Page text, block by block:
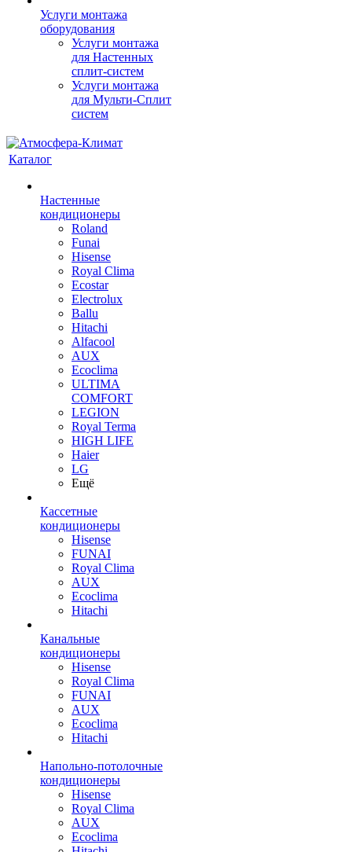
Услуги монтажа
оборудования
Услуги монтажа
для Настенных
сплит-систем
Услуги монтажа
для Мульти-Сплит
систем
Каталог
Настенные
кондиционеры
Roland
Funai
Hisense
Royal Clima
Ecostar
Electrolux
Ballu
Hitachi
Alfacool
AUX
Ecoclima
ULTIMA
COMFORT
LEGION
Royal Terma
HIGH LIFE
Haier
LG
Ещё
Кассетные
кондиционеры
Hisense
FUNAI
Royal Clima
AUX
Ecoclima
Hitachi
Канальные
кондиционеры
Hisense
Royal Clima
FUNAI
AUX
Ecoclima
Hitachi
Напольно-потолочные
кондиционеры
Hisense
Royal Clima
AUX
Ecoclima